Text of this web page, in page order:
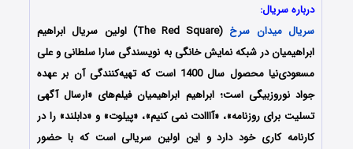
درباره سریال:
سریال میدان سرخ
(The Red Square) اولین سریال‌ ابراهیم
ابراهیمیان در شبکه نمایش خانگی به نویسندگی سارا سلطانی و علی
مسعودی‌نیا محصول سال 1400 است که تهیه‌کنندگی آن بر عهده
جواد نوروزبیگی است؛ ابراهیم ابراهیمیان فیلم‌های «ارسال آگهی
تسلیت برای روزنامه»، «آااادت نمی کنیم»، «پیلوت» و «دابلند» را در
کارنامه کاری خود دارد و این اولین سریالی است که با حضور